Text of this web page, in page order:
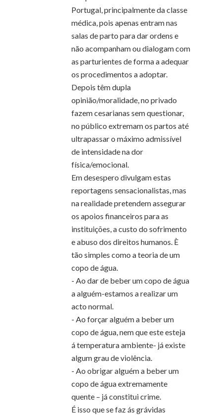
Portugal, principalmente da classe
médica, pois apenas entram nas
salas de parto para dar ordens e
não acompanham ou dialogam com
as parturientes de forma a adequar
os procedimentos a adoptar.
Depois têm dupla
opinião/moralidade, no privado
fazem cesarianas sem questionar,
no público extremam os partos até
ultrapassar o máximo admissível
de intensidade na dor
física/emocional.
Em desespero divulgam estas
reportagens sensacionalistas, mas
na realidade pretendem assegurar
os apoios financeiros para as
instituições, a custo do sofrimento
e abuso dos direitos humanos. È
tão simples como a teoria de um
copo de água.
- Ao dar de beber um copo de água
a alguém-estamos a realizar um
acto normal.
- Ao forçar alguém a beber um
copo de água, nem que este esteja
á temperatura ambiente- já existe
algum grau de violência.
- Ao obrigar alguém a beber um
copo de água extremamente
quente – já constitui crime.
É isso que se faz ás grávidas